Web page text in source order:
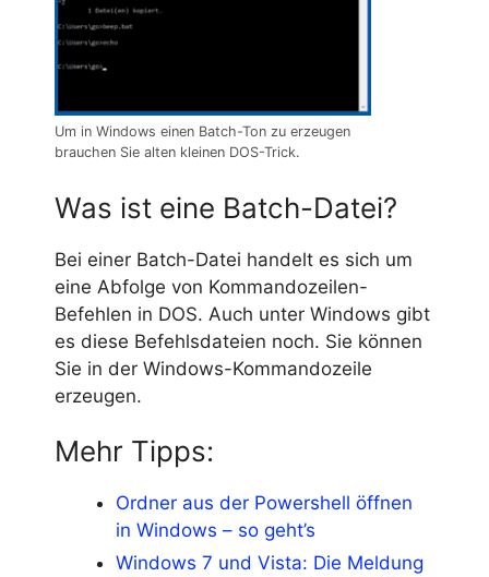
Um in Windows einen Batch-Ton zu erzeugen
brauchen Sie alten kleinen DOS-Trick.
Was ist eine Batch-Datei?
Bei einer Batch-Datei handelt es sich um
eine Abfolge von Kommandozeilen-
Befehlen in DOS. Auch unter Windows gibt
es diese Befehlsdateien noch. Sie können
Sie in der Windows-Kommandozeile
erzeugen.
Mehr Tipps:
Ordner aus der Powershell öffnen
in Windows – so geht’s
Windows 7 und Vista: Die Meldung